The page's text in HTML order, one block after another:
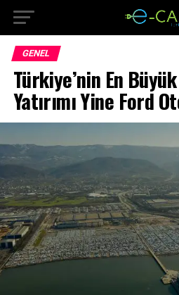
GENEL
Türkiye’nin En
Yatırımı Yine Ford